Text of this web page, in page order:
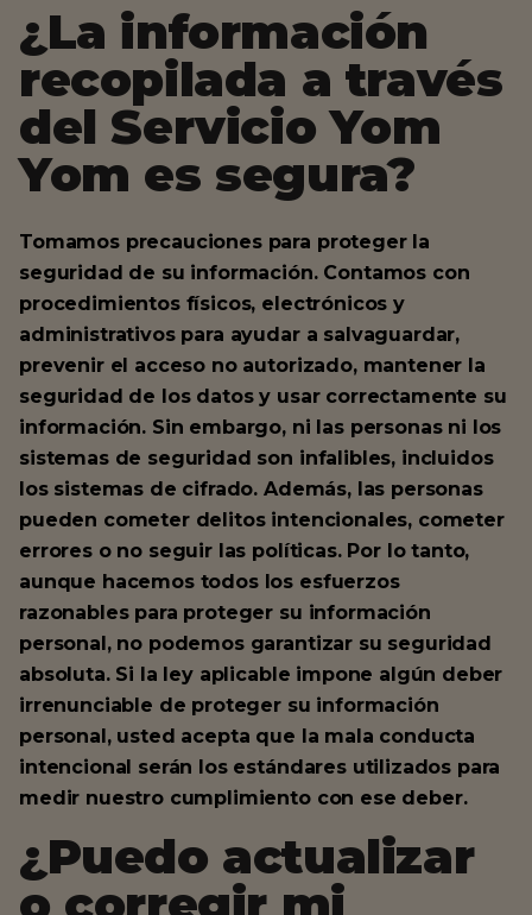
¿La información
recopilada a través
del Servicio Yom
Yom es segura?
Tomamos precauciones para proteger la
seguridad de su información. Contamos con
procedimientos físicos, electrónicos y
administrativos para ayudar a salvaguardar,
prevenir el acceso no autorizado, mantener la
seguridad de los datos y usar correctamente su
información. Sin embargo, ni las personas ni los
sistemas de seguridad son infalibles, incluidos
los sistemas de cifrado. Además, las personas
pueden cometer delitos intencionales, cometer
errores o no seguir las políticas. Por lo tanto,
aunque hacemos todos los esfuerzos
razonables para proteger su información
personal, no podemos garantizar su seguridad
absoluta. Si la ley aplicable impone algún deber
irrenunciable de proteger su información
personal, usted acepta que la mala conducta
intencional serán los estándares utilizados para
medir nuestro cumplimiento con ese deber.
¿Puedo actualizar